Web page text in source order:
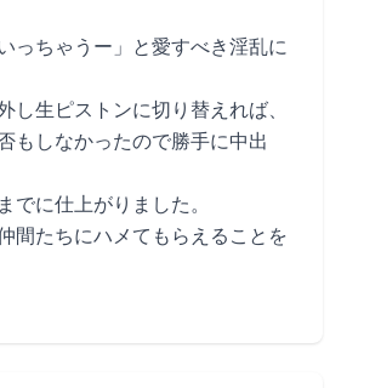
っちゃうー」と愛すべき淫乱に
生ピストンに切り替えれば、
もしなかったので勝手に中出
に仕上がりました。
間たちにハメてもらえることを